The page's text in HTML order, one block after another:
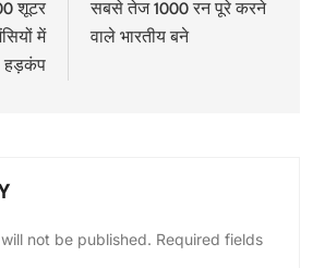
शूटर
में
हड़कंप
सबसे तेज 1000 रन पूरे करने
वाले भारतीय बने
not be published. Required fields